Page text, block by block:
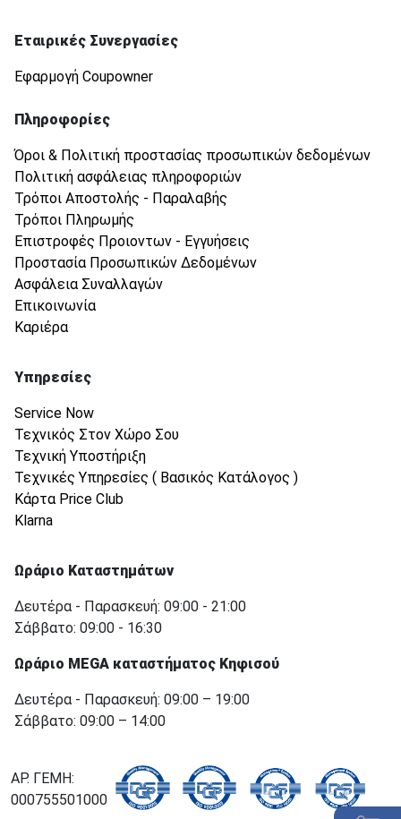
Εταιρικές Συνεργασίες
Εφαρμογή Coupowner
Πληροφορίες
Όροι & Πολιτική προστασίας προσωπικών δεδομένων
Πολιτική ασφάλειας πληροφοριών
Τρόποι Αποστολής - Παραλαβής
Τρόποι Πληρωμής
Επιστροφές Προιοντων - Εγγυήσεις
Προστασία Προσωπικών Δεδομένων
Ασφάλεια Συναλλαγών
Επικοινωνία
Καριέρα
Υπηρεσίες
Service Now
Τεχνικός Στον Χώρο Σου
Τεχνική Υποστήριξη
Τεχνικές Υπηρεσίες ( Βασικός Κατάλογος )
Κάρτα Price Club
Klarna
Ωράριο Καταστημάτων
Δευτέρα - Παρασκευή: 09:00 - 21:00
Σάββατο: 09:00 - 16:30
Ωράριο MEGA καταστήματος Κηφισού
Δευτέρα - Παρασκευή: 09:00 – 19:00
Σάββατο: 09:00 – 14:00
ΑΡ. ΓΕΜΗ:
000755501000